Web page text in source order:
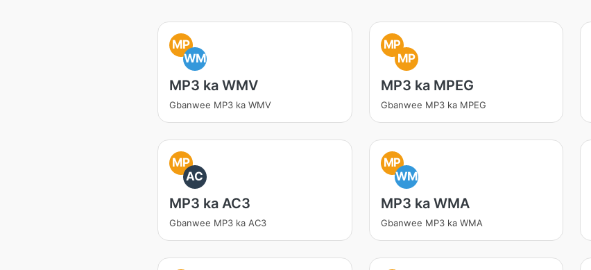
MP
WM
MP3 ka WMV
Gbanwee MP3 ka WMV
MP
MP
MP3 ka MPEG
Gbanwee MP3 ka MPEG
MP
AC
MP3 ka AC3
Gbanwee MP3 ka AC3
MP
WM
MP3 ka WMA
Gbanwee MP3 ka WMA